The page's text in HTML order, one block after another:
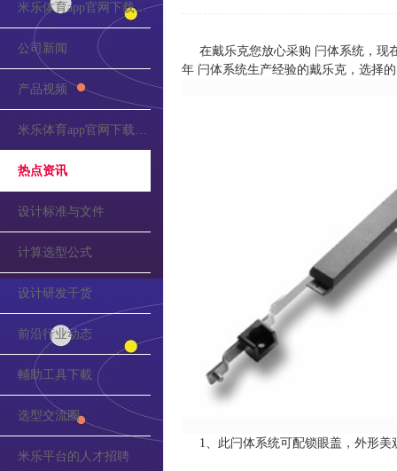
米乐体育app官网下载的介绍
公司新闻
产品视频
米乐体育app官网下载的公告
热点资讯
设计标准与文件
计算选型公式
设计研发干货
前沿行业动态
輔助工具下載
选型交流圈
米乐平台的人才招聘
在戴乐克您放心采购 闩体系统，现
年 闩体系统生产经验的戴乐克，选择
1、此闩体系统可配锁眼盖，外形